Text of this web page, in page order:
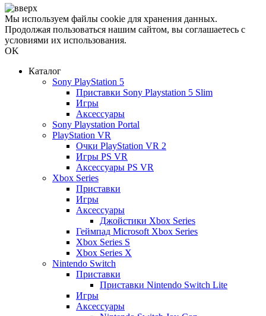
Мы используем файлы cookie для хранения данных.
Продолжая пользоваться нашим сайтом, вы соглашаетесь с
условиями их использования.
OK
Каталог
Sony PlayStation 5
Приставки Sony Playstation 5 Slim
Игры
Аксессуары
Sony Playstation Portal
PlayStation VR
Очки PlayStation VR 2
Игры PS VR
Аксессуары PS VR
Xbox Series
Приставки
Игры
Аксессуары
Джойстики Xbox Series
Геймпад Microsoft Xbox Series
Xbox Series S
Xbox Series X
Nintendo Switch
Приставки
Приставки Nintendo Switch Lite
Игры
Аксессуары